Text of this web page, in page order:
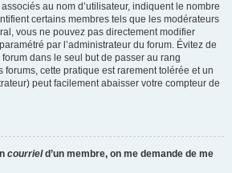
au nom d’utilisateur, indiquent le nombre
certains membres tels que les modérateurs
vous ne pouvez pas directement modifier
par l’administrateur du forum. Évitez de
dans le seul but de passer au rang
forums, cette pratique est rarement tolérée et un
peut facilement abaisser votre compteur de
courrield’un membre, on me demande de me